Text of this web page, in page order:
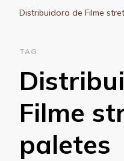
Distribuidora de Filme
TAG
Filme
paletes